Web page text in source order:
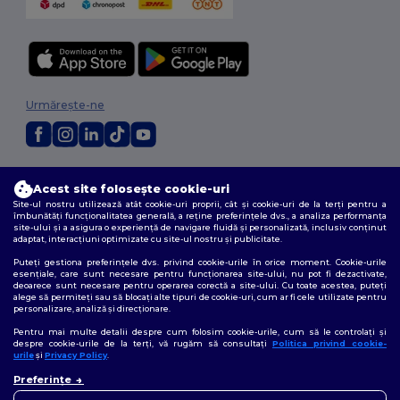
Termeni și condiții|Politica de confidențialitate
urile|Sitemap
Urmărește-ne
Acest site folosește cookie-uri
Site-ul nostru utilizează atât cookie-uri proprii, cât și cookie-uri de la terți pentru a
îmbunătăți funcționalitatea generală, a reține preferințele dvs., a analiza performanța
site-ului și a asigura o experiență de navigare fluidă și personalizată, inclusiv conținut
adaptat, interacțiuni optimizate cu site-ul nostru și publicitate.
Puteți gestiona preferințele dvs. privind cookie-urile în orice moment. Cookie-urile
esențiale, care sunt necesare pentru funcționarea site-ului, nu pot fi dezactivate,
deoarece sunt necesare pentru operarea corectă a site-ului. Cu toate acestea, puteți
alege să permiteți sau să blocați alte tipuri de cookie-uri, cum ar fi cele utilizate pentru
personalizare, analiză și direcționare.
Pentru mai multe detalii despre cum folosim cookie-urile, cum să le controlați și
despre cookie-urile de la terți, vă rugăm să consultați Politica privind cookie-
urileși Privacy Policy.
Preferințe